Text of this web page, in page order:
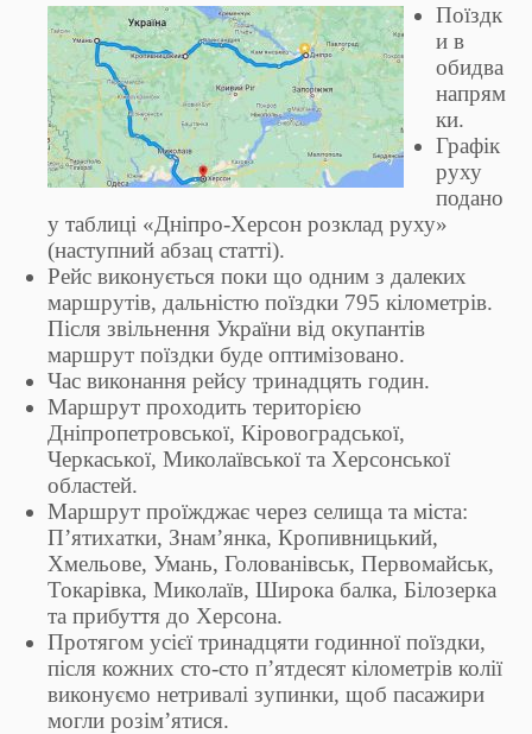
Поїздк
и в
обидва
напрям
ки.
Графік
руху
подано
у таблиці «Дніпро-Херсон розклад руху»
(наступний абзац статті).
Рейс виконується поки що одним з далеких
маршрутів, дальністю поїздки 795 кілометрів.
Після звільнення України від окупантів
маршрут поїздки буде оптимізовано.
Час виконання рейсу тринадцять годин.
Маршрут проходить територією
Дніпропетровської, Кіровоградської,
Черкаської, Миколаївської та Херсонської
областей.
Маршрут проїжджає через селища та міста:
П’ятихатки, Знам’янка, Кропивницький,
Хмельове, Умань, Голованівськ, Первомайськ,
Токарівка, Миколаїв, Широка балка, Білозерка
та прибуття до Херсона.
Протягом усієї тринадцяти годинної поїздки,
після кожних сто-сто п’ятдесят кілометрів колії
виконуємо нетривалі зупинки, щоб пасажири
могли розім’ятися.